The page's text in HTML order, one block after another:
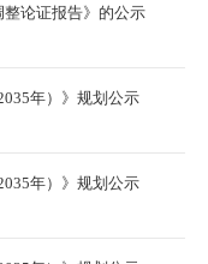
论证报告》的公示
年）》规划公示
年）》规划公示